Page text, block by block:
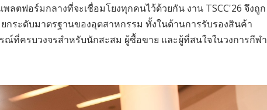
ตฟอร์มกลางที่จะเชื่อมโยงทุกคนไว้ด้วยกัน งาน TSCC'26 จึงถูก
กระดับมาตรฐานของอุตสาหกรรม ทั้งในด้านการรับรองสินค้า
ณ์ที่ครบวงจรสำหรับนักสะสม ผู้ซื้อขาย และผู้ที่สนใจในวงการกีฬา